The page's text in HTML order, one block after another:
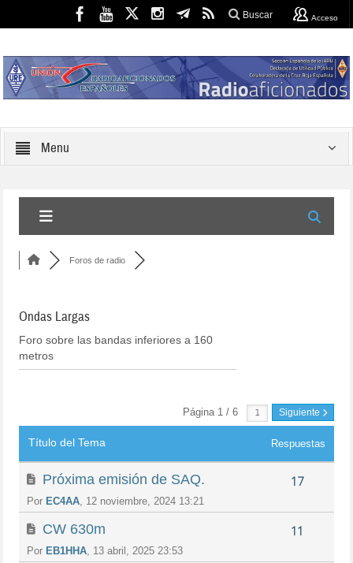
Buscar Acceso
Menu
Foros de radio
Ondas Largas
Foro sobre las bandas inferiores a 160
metros
Página 1 / 6 Siguiente
Título del Tema Respuestas
Próxima emisión de SAQ.
Por EC4AA , 12 noviembre, 2024 13:21
17
CW 630m
Por EB1HHA , 13 abril, 2025 23:53
11